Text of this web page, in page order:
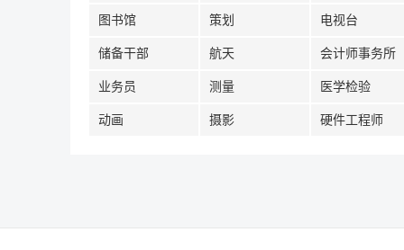
图书馆 策划 电视台
储备干部 航天 会计师事务所
业务员 测量 医学检验
动画 摄影 硬件工程师